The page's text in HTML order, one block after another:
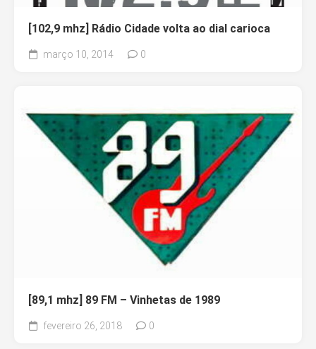
[102,9 mhz] Rádio Cidade volta ao dial carioca
março 10, 2014 0
[89,1 mhz] 89 FM – Vinhetas de 1989
fevereiro 26, 2018 0